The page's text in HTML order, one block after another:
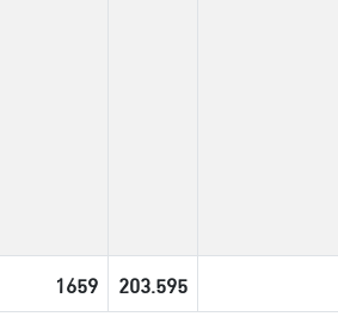
203.595
1659